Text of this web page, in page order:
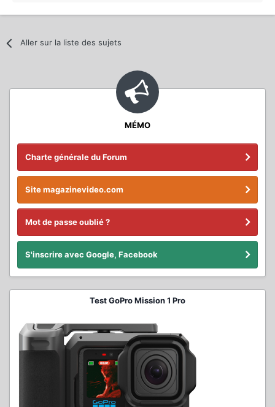
Aller sur la liste des sujets
MÉMO
Charte générale du Forum
Site magazinevideo.com
Mot de passe oublié ?
S'inscrire avec Google, Facebook
Test GoPro Mission 1 Pro